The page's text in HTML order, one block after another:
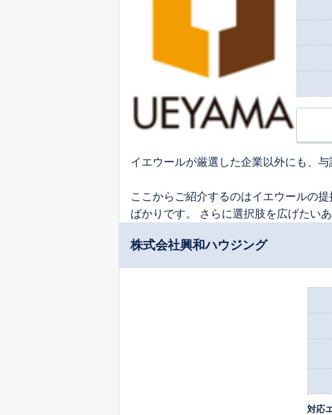
イエウールが厳選した企業以外にも、
ここからご紹介するのはイエウールの
ばかりです。 さらに選択肢を広げたい
株式会社興和ハウジング
対応